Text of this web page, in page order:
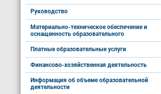
Руководство
Материально-техническое обеспечение и
оснащенность образовательного
Платные образовательные услуги
Финансово-хозяйственная деятельность
Информация об объеме образовательной
деятельности